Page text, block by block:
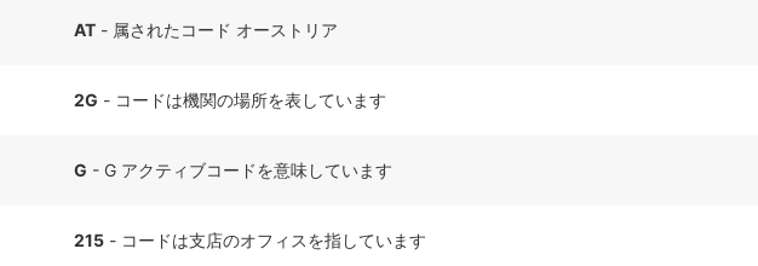
AT - 属されたコード オーストリア
2G - コードは機関の場所を表しています
G - G アクティブコードを意味しています
215 - コードは支店のオフィスを指しています